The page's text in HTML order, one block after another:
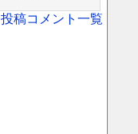
投稿コメント一覧